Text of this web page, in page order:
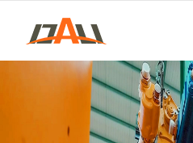
Главная
Продукция